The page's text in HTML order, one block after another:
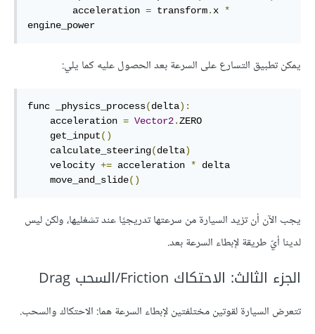
        acceleration
= transform. x *
engine_power
يمكن تطبيق التسارع على السرعة بعد الحصول عليه كما يلي:
func _physics_process(delta):
    acceleration
= Vector2.ZERO
    get_input
()
    calculate_steering
(delta)
    velocity
+= acceleration * delta
    move_and_slide
()
يجب الآن أن تزيد السيارة من سرعتها تدريجيًا عند تشغليها، ولكن ليس
لدينا أيّ طريقة لإبطاء السرعة بعد.
الجزء الثالث: الاحتكاك Friction/السحب Drag
تتعرض السيارة لقوتين مختلفتين لإبطاء السرعة هما: الاحتكاك والسحب.